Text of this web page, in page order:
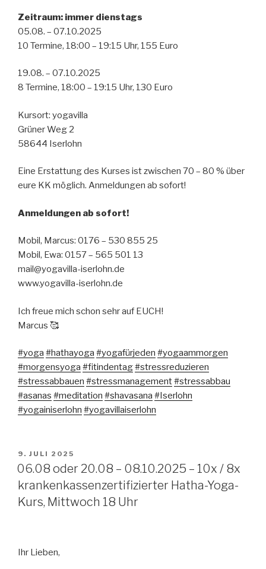
Zeitraum: immer dienstags
05.08. – 07.10.2025
10 Termine, 18:00 – 19:15 Uhr, 155 Euro
19.08. – 07.10.2025
8 Termine, 18:00 – 19:15 Uhr, 130 Euro
Kursort: yogavilla
Grüner Weg 2
58644 Iserlohn
Eine Erstattung des Kurses ist zwischen 70 – 80 % über
eure KK möglich. Anmeldungen ab sofort!
Anmeldungen ab sofort!
Mobil, Marcus: 0176 – 530 855 25
Mobil, Ewa: 0157 – 565 501 13
mail@yogavilla-iserlohn.de
www.yogavilla-iserlohn.de
Ich freue mich schon sehr auf EUCH!
Marcus 🥰
#yoga #hathayoga #yogafürjeden #yogaammorgen
#morgensyoga #fitindentag#stressreduzieren
#stressabbauen #stressmanagement#stressabbau
#asanas #meditation #shavasana #Iserlohn
#yogainiserlohn #yogavillaiserlohn
VERÖFFENTLICHT
AM
9. JULI 2025
06.08 oder 20.08 – 08.10.2025 – 10x / 8x
krankenkassenzertifizierter Hatha-Yoga-
Kurs, Mittwoch 18 Uhr
Ihr Lieben,